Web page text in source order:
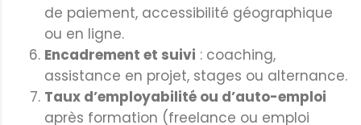
de paiement, accessibilité géographique
ou en ligne.
Encadrement et suivi : coaching,
assistance en projet, stages ou alternance.
Taux d’employabilité ou d’auto-emploi
après formation (freelance ou emploi